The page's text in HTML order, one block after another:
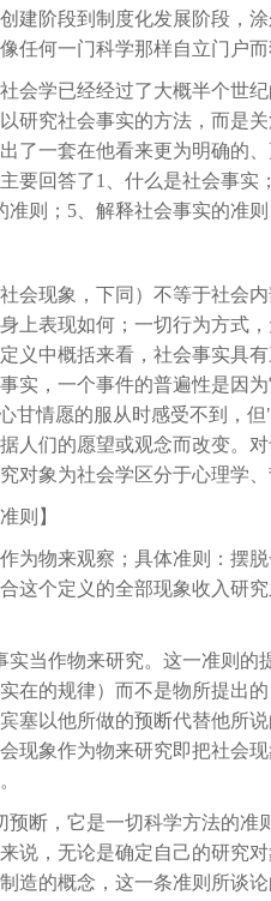
建阶段到制度化发展阶段，
任何一门科学那样自立门户
会学已经经过了大概半个世
研究社会事实的方法，而是
了一套在他看来更为明确的
要回答了1、什么是社会事
准则；5、解释社会事实的准
会现象，下同）不等于社会
上表现如何；一切行为方式
义中概括来看，社会事实具
实，一个事件的普遍性是因
甘情愿的服从时感受不到，
人们的愿望或观念而改变。
对象为社会学区分于心理学
则】
为物来观察；具体准则：摆
这个定义的全部现象收入研
实当作物来研究。这一准则
在的规律）而不是物所提出
塞以他所做的预断代替他所
现象作为物来研究即把社会
预断，它是一切科学方法的
说，无论是确定自己的研究
造的概念，这一条准则所谈